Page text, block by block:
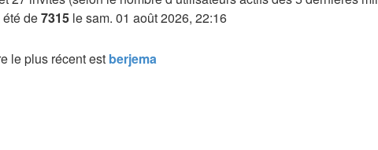
de7315 le sam. 01 août 2026, 22:16
le plus récent est berjema